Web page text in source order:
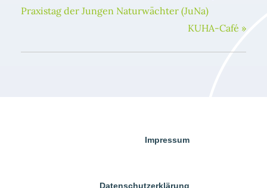
Praxistag der Jungen Naturwächter (JuNa)
KUHA-Café »
Impressum
Datenschutzerklärung